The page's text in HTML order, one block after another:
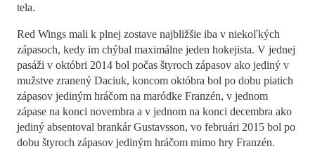
tela.
Red Wings mali k plnej zostave najbližšie iba v niekoľkých
zápasoch, kedy im chýbal maximálne jeden hokejista. V jednej
pasáži v októbri 2014 bol počas štyroch zápasov ako jediný v
mužstve zranený Daciuk, koncom októbra bol po dobu piatich
zápasov jediným hráčom na maródke Franzén, v jednom
zápase na konci novembra a v jednom na konci decembra ako
jediný absentoval brankár Gustavsson, vo februári 2015 bol po
dobu štyroch zápasov jediným hráčom mimo hry Franzén.